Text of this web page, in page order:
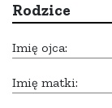
Rodzice
Imię ojca:
Imię matki: